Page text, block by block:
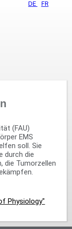
DE FR
(FAU)
EMS
soll. Sie
durch die
die Tumorzellen
Physiology"